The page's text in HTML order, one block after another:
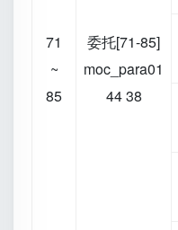
71
~
85
委托[71-85]
moc_para01
44 38